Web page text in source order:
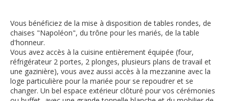
Vous bénéficiez de la mise à disposition de tables rondes, de
chaises "Napoléon", du trône pour les mariés, de la table
d'honneur.
Vous avez accès à la cuisine entièrement équipée (four,
réfrigérateur 2 portes, 2 plonges, plusieurs plans de travail et
une gazinière), vous avez aussi accès à la mezzanine avec la
loge particulière pour la mariée pour se repoudrer et se
changer. Un bel espace extérieur clôturé pour vos cérémonies